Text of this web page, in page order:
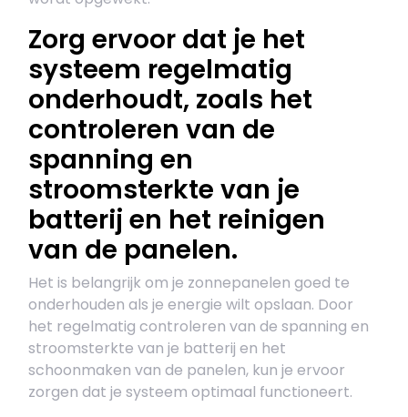
Zorg ervoor dat je het
systeem regelmatig
onderhoudt, zoals het
controleren van de
spanning en
stroomsterkte van je
batterij en het reinigen
van de panelen.
Het is belangrijk om je zonnepanelen goed te
onderhouden als je energie wilt opslaan. Door
het regelmatig controleren van de spanning en
stroomsterkte van je batterij en het
schoonmaken van de panelen, kun je ervoor
zorgen dat je systeem optimaal functioneert.